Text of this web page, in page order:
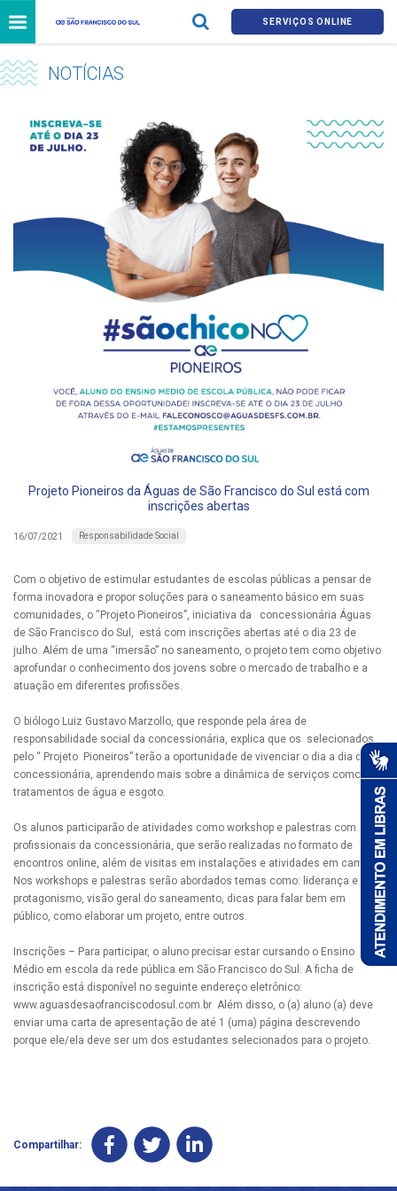
SERVIÇOS ONLINE
NOTÍCIAS
Projeto Pioneiros da Águas de São Francisco do Sul está com
inscrições abertas
16/07/2021 Responsabilidade Social
Com o objetivo de estimular estudantes de escolas públicas a pensar de
forma inovadora e propor soluções para o saneamento básico em suas
comunidades, o “Projeto Pioneiros”, iniciativa da concessionária Águas
de São Francisco do Sul, está com inscrições abertas até o dia 23 de
julho. Além de uma “imersão” no saneamento, o projeto tem como objetivo
aprofundar o conhecimento dos jovens sobre o mercado de trabalho e a
atuação em diferentes profissões.
O biólogo Luiz Gustavo Marzollo, que responde pela área de
responsabilidade social da concessionária, explica que os selecionados
pelo “ Projeto Pioneiros” terão a oportunidade de vivenciar o dia a dia da
concessionária, aprendendo mais sobre a dinâmica de serviços como
tratamentos de água e esgoto.
Os alunos participarão de atividades como workshop e palestras com
profissionais da concessionária, que serão realizadas no formato de
encontros online, além de visitas em instalações e atividades em campo.
Nos workshops e palestras serão abordados temas como: liderança e
protagonismo, visão geral do saneamento, dicas para falar bem em
público, como elaborar um projeto, entre outros.
Inscrições – Para participar, o aluno precisar estar cursando o Ensino
Médio em escola da rede pública em São Francisco do Sul. A ficha de
inscrição está disponível no seguinte endereço eletrônico:
www.aguasdesaofranciscodosul.com.br Além disso, o (a) aluno (a) deve
enviar uma carta de apresentação de até 1 (uma) página descrevendo
porque ele/ela deve ser um dos estudantes selecionados para o projeto.
Compartilhar: